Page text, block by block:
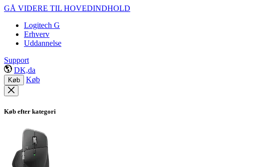
GÅ VIDERE TIL HOVEDINDHOLD
Logitech G
Erhverv
Uddannelse
Support
DK,da
Køb Køb
Køb efter kategori